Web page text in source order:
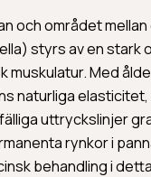
och området
styrs av en stark
muskulatur. Med
naturliga elasticitet,
uttryckslinjer
rynkor i
behandling i